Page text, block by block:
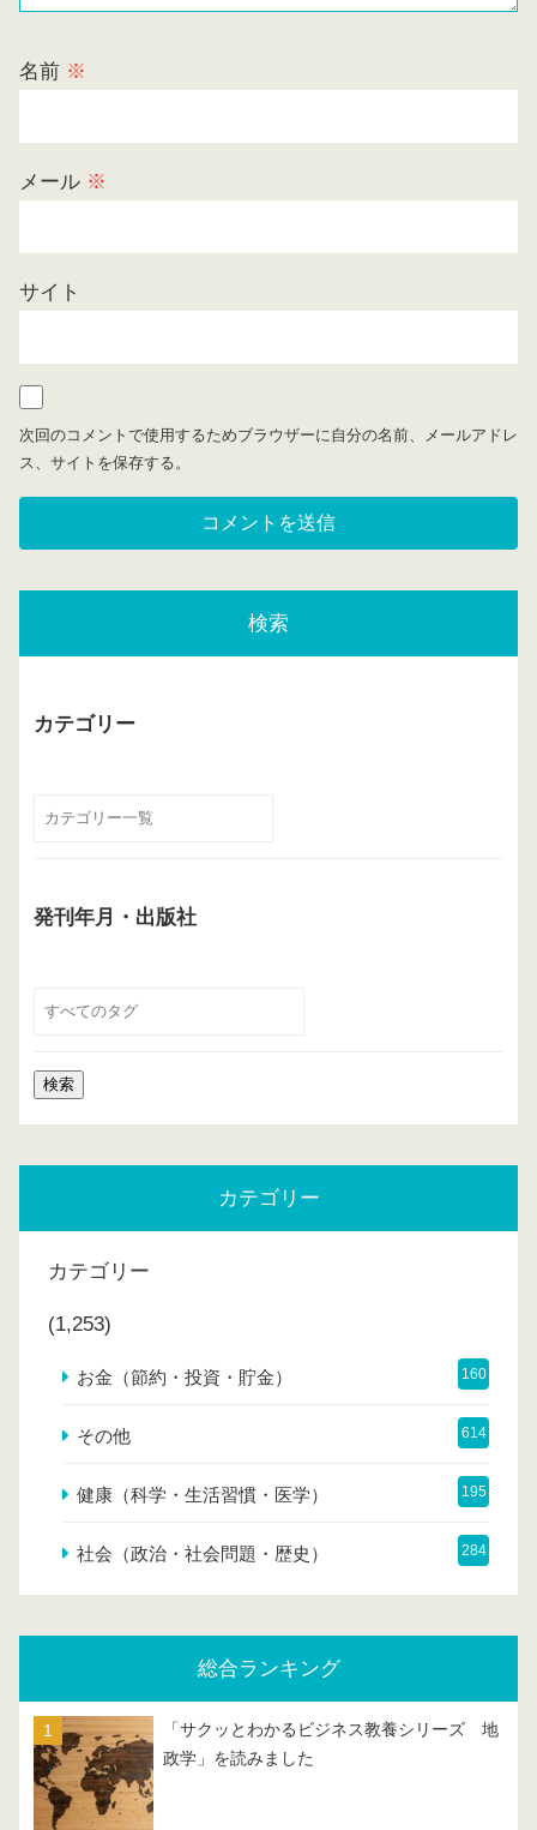
名前 ※
メール ※
サイト
次回のコメントで使用するためブラウザーに自分の名前、メールアドレ
ス、サイトを保存する。
検索
カテゴリー
発刊年月・出版社
カテゴリー
カテゴリー
(1,253)
お金（節約・投資・貯金） 160
その他 614
健康（科学・生活習慣・医学） 195
社会（政治・社会問題・歴史） 284
総合ランキング
「サクッとわかるビジネス教養シリーズ 地
政学」を読みました